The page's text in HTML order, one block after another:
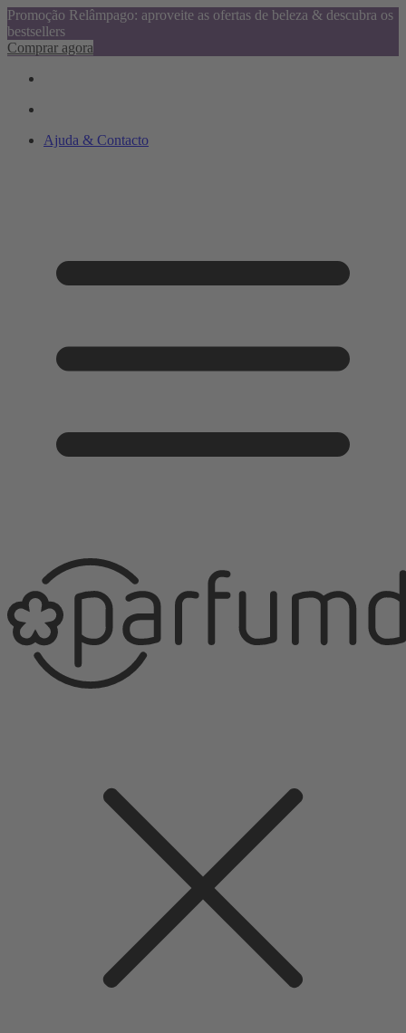
Promoção Relâmpago: aproveite as ofertas de beleza & descubra os
bestsellers
Comprar agora
Ajuda & Contacto